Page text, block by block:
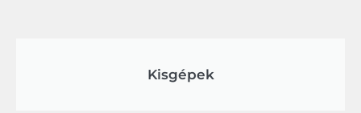
Kisgépek